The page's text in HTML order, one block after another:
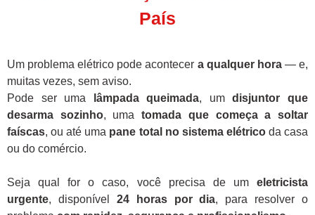
País
Um problema elétrico pode acontecer a qualquer hora— e,
muitas vezes, sem aviso.
Pode ser uma
lâmpada queimada, umdisjuntor que
desarma sozinho, umatomada que começa a soltar
faíscas, ou até uma pane total no sistema elétricoda casa
ou do comércio.
Seja qual for o caso, você precisa de um eletricista
urgente, disponível 24 horas por dia, para resolver o